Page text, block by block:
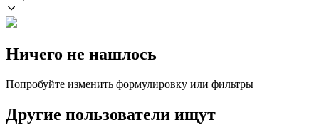
Ничего не нашлось
Попробуйте изменить формулировку или фильтры
Другие пользователи ищут